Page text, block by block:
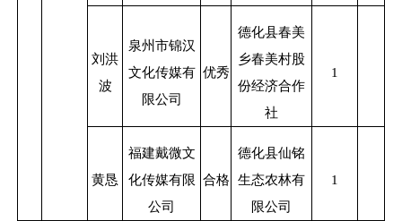
刘洪
波
泉州市锦汉
文化传媒有
限公司
优秀
德化县春美
乡春美村股
份经济合作
社
1
黄恳
福建戴微文
化传媒有限
公司
合格
德化县仙铭
生态农林有
限公司
1